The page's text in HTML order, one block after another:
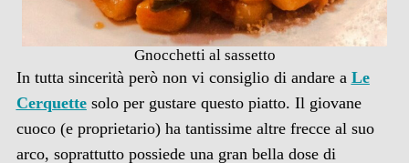
Gnocchetti al sassetto
In tutta sincerità però non vi consiglio di andare a Le
Cerquettesolo per gustare questo piatto. Il giovane
cuoco (e proprietario) ha tantissime altre frecce al suo
arco, soprattutto possiede una gran bella dose di